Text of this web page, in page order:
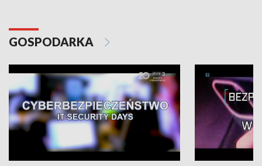
GOSPODARKA